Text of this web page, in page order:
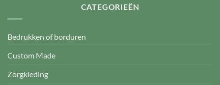
CATEGORIEËN
Bedrukken of borduren
Custom Made
Zorgkleding